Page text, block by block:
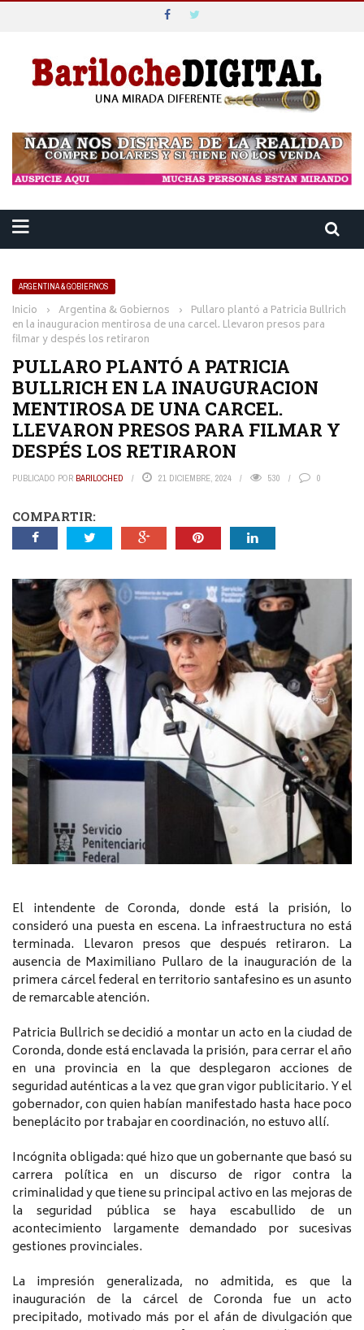
ARGENTINA & GOBIERNOS
Inicio › Argentina & Gobiernos › Pullaro plantó a Patricia Bullrich
en la inauguracion mentirosa de una carcel. Llevaron presos para
filmar y despés los retiraron
PULLARO PLANTÓ A PATRICIA
BULLRICH EN LA INAUGURACION
MENTIROSA DE UNA CARCEL.
LLEVARON PRESOS PARA FILMAR Y
DESPÉS LOS RETIRARON
PUBLICADO POR BARILOCHED 21 DICIEMBRE, 2024 530 0
COMPARTIR:
El intendente de Coronda, donde está la prisión, lo
consideró una puesta en escena. La infraestructura no está
terminada. Llevaron presos que después retiraron. La
ausencia de Maximiliano Pullaro de la inauguración de la
primera cárcel federal en territorio santafesino es un asunto
de remarcable atención.
Patricia Bullrich se decidió a montar un acto en la ciudad de
Coronda, donde está enclavada la prisión, para cerrar el año
en una provincia en la que desplegaron acciones de
seguridad auténticas a la vez que gran vigor publicitario. Y el
gobernador, con quien habían manifestado hasta hace poco
beneplácito por trabajar en coordinación, no estuvo allí.
Incógnita obligada: qué hizo que un gobernante que basó su
carrera política en un discurso de rigor contra la
criminalidad y que tiene su principal activo en las mejoras de
la seguridad pública se haya escabullido de un
acontecimiento largamente demandado por sucesivas
gestiones provinciales.
La impresión generalizada, no admitida, es que la
inauguración de la cárcel de Coronda fue un acto
precipitado, motivado más por el afán de divulgación que